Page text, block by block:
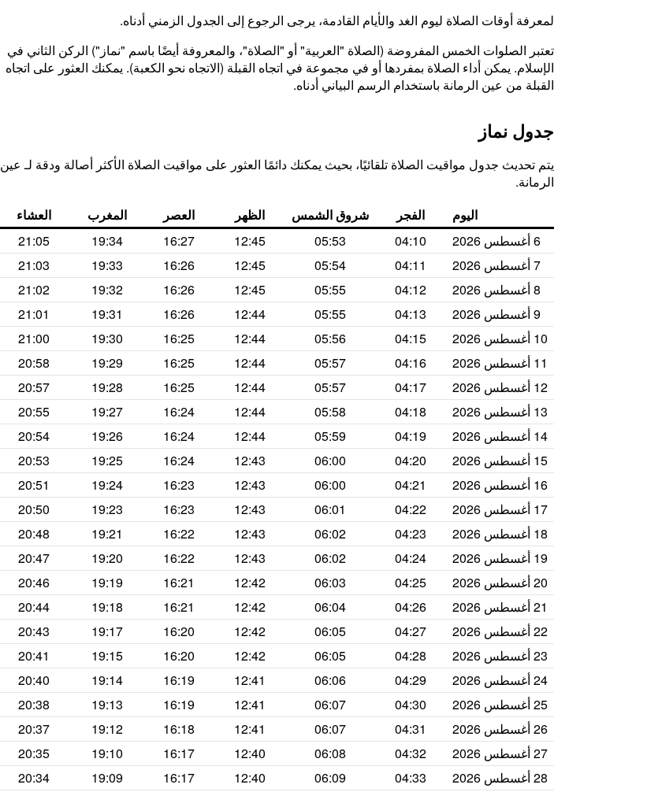
لمعرفة أوقات الصلاة ليوم الغد والأيام القادمة، يرجى الرجوع إلى الجدول الزمني أدناه.
تعتبر الصلوات الخمس المفروضة (الصلاة "العربية" أو "الصلاة"، والمعروفة أيضًا باسم "نماز") الركن الثاني في
الإسلام. يمكن أداء الصلاة بمفردها أو في مجموعة في اتجاه القبلة (الاتجاه نحو الكعبة). يمكنك العثور على اتجاه
القبلة من عين الرمانة باستخدام الرسم البياني أدناه.
جدول نماز
يتم تحديث جدول مواقيت الصلاة تلقائيًا، بحيث يمكنك دائمًا العثور على مواقيت الصلاة الأكثر أصالة ودقة لـ عين
الرمانة.
اليوم
الفجر شروق الشمس الظهر العصر المغرب
العشاء
6 أغسطس 2026
04:10
05:53
12:45
16:27
19:34
21:05
7 أغسطس 2026
04:11
05:54
12:45
16:26
19:33
21:03
8 أغسطس 2026
04:12
05:55
12:45
16:26
19:32
21:02
9 أغسطس 2026
04:13
05:55
12:44
16:26
19:31
21:01
10 أغسطس 2026
04:15
05:56
12:44
16:25
19:30
21:00
11 أغسطس 2026
04:16
05:57
12:44
16:25
19:29
20:58
12 أغسطس 2026
04:17
05:57
12:44
16:25
19:28
20:57
13 أغسطس 2026
04:18
05:58
12:44
16:24
19:27
20:55
14 أغسطس 2026
04:19
05:59
12:44
16:24
19:26
20:54
15 أغسطس 2026
04:20
06:00
12:43
16:24
19:25
20:53
16 أغسطس 2026
04:21
06:00
12:43
16:23
19:24
20:51
17 أغسطس 2026
04:22
06:01
12:43
16:23
19:23
20:50
18 أغسطس 2026
04:23
06:02
12:43
16:22
19:21
20:48
19 أغسطس 2026
04:24
06:02
12:43
16:22
19:20
20:47
20 أغسطس 2026
04:25
06:03
12:42
16:21
19:19
20:46
21 أغسطس 2026
04:26
06:04
12:42
16:21
19:18
20:44
22 أغسطس 2026
04:27
06:05
12:42
16:20
19:17
20:43
23 أغسطس 2026
04:28
06:05
12:42
16:20
19:15
20:41
24 أغسطس 2026
04:29
06:06
12:41
16:19
19:14
20:40
25 أغسطس 2026
04:30
06:07
12:41
16:19
19:13
20:38
26 أغسطس 2026
04:31
06:07
12:41
16:18
19:12
20:37
27 أغسطس 2026
04:32
06:08
12:40
16:17
19:10
20:35
28 أغسطس 2026
04:33
06:09
12:40
16:17
19:09
20:34